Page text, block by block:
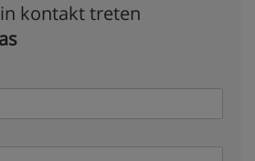
kontakt treten